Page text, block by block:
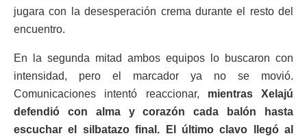
jugara con la desesperación crema durante el resto del
encuentro.
En la segunda mitad ambos equipos lo buscaron con
intensidad, pero el marcador ya no se movió.
Comunicaciones intentó reaccionar, mientras Xelajú
defendió con alma y corazón cada balón hasta
escuchar el silbatazo final. El último clavo llegó al